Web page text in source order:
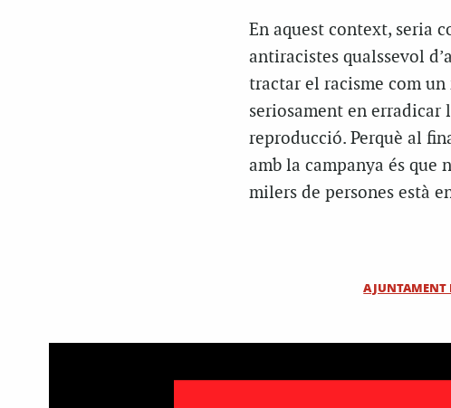
En aquest context, seria
antiracistes qualssevol
tractar el racisme com
seriosament en erradicar
reproducció. Perquè al
amb la campanya és que
milers de persones està
AJUNTAMENT